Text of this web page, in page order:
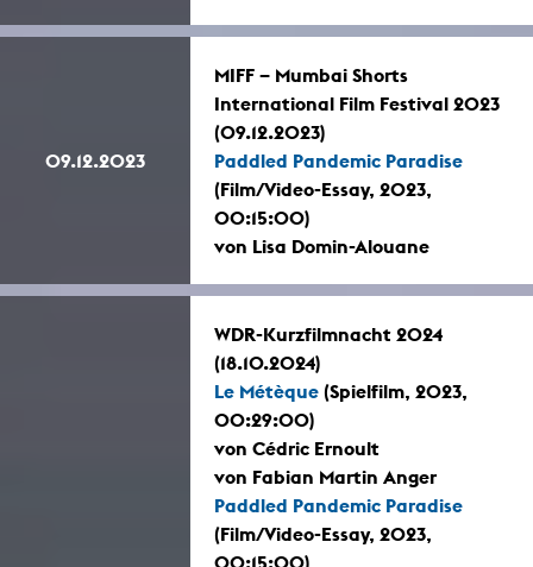
09.12.2023
MIFF – Mumbai Shorts
International Film Festival 2023
(09.12.2023)
Paddled Pandemic Paradise
(Film/Video-Essay, 2023,
00:15:00)
von Lisa Domin-Alouane
WDR-Kurzfilmnacht 2024
(18.10.2024)
Le Métèque (Spielfilm, 2023,
00:29:00)
von Cédric Ernoult
von Fabian Martin Anger
Paddled Pandemic Paradise
(Film/Video-Essay, 2023,
00:15:00)